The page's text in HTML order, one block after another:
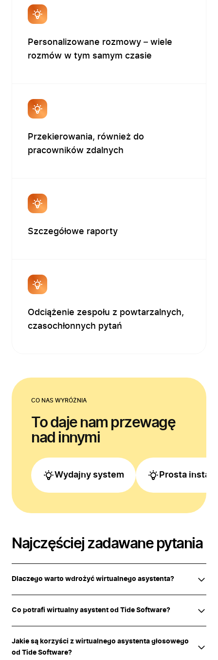
Produkty
Branże
Personalizowane rozmowy – wiele
rozmów w tym samym czasie
Przekierowania, również do
pracowników zdalnych
Szczegółowe raporty
Odciążenie zespołu z powtarzalnych,
czasochłonnych pytań
CO NAS WYRÓŻNIA
To daje nam przewagę
nad innymi
Wydajny system Prosta
Najczęściej zadawane pytania
Dlaczego warto wdrożyć wirtualnego asystenta?
Co potrafi wirtualny asystent od Tide Software?
Jakie są korzyści z wirtualnego asystenta głosowego
od Tide Software?